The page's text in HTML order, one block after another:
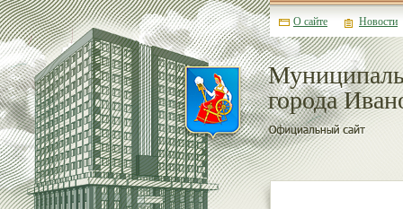
города
О сайте Новости